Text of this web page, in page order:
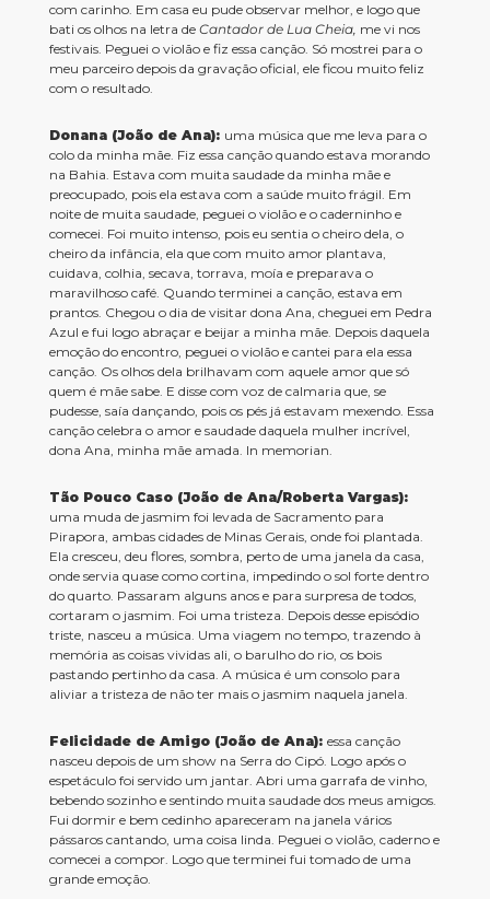
com carinho. Em casa eu pude observar melhor, e logo que
bati os olhos na letra de Cantador de Lua Cheia, me vi nos
festivais. Peguei o violão e fiz essa canção. Só mostrei para o
meu parceiro depois da gravação oficial, ele ficou muito feliz
com o resultado.
Donana (João de Ana): uma música que me leva para o
colo da minha mãe. Fiz essa canção quando estava morando
na Bahia. Estava com muita saudade da minha mãe e
preocupado, pois ela estava com a saúde muito frágil. Em
noite de muita saudade, peguei o violão e o caderninho e
comecei. Foi muito intenso, pois eu sentia o cheiro dela, o
cheiro da infância, ela que com muito amor plantava,
cuidava, colhia, secava, torrava, moía e preparava o
maravilhoso café. Quando terminei a canção, estava em
prantos. Chegou o dia de visitar dona Ana, cheguei em Pedra
Azul e fui logo abraçar e beijar a minha mãe. Depois daquela
emoção do encontro, peguei o violão e cantei para ela essa
canção. Os olhos dela brilhavam com aquele amor que só
quem é mãe sabe. E disse com voz de calmaria que, se
pudesse, saía dançando, pois os pés já estavam mexendo. Essa
canção celebra o amor e saudade daquela mulher incrível,
dona Ana, minha mãe amada. In memorian.
Tão Pouco Caso (João de Ana/Roberta Vargas):
uma muda de jasmim foi levada de Sacramento para
Pirapora, ambas cidades de Minas Gerais, onde foi plantada.
Ela cresceu, deu flores, sombra, perto de uma janela da casa,
onde servia quase como cortina, impedindo o sol forte dentro
do quarto. Passaram alguns anos e para surpresa de todos,
cortaram o jasmim. Foi uma tristeza. Depois desse episódio
triste, nasceu a música. Uma viagem no tempo, trazendo à
memória as coisas vividas ali, o barulho do rio, os bois
pastando pertinho da casa. A música é um consolo para
aliviar a tristeza de não ter mais o jasmim naquela janela.
Felicidade de Amigo (João de Ana): essa canção
nasceu depois de um show na Serra do Cipó. Logo após o
espetáculo foi servido um jantar. Abri uma garrafa de vinho,
bebendo sozinho e sentindo muita saudade dos meus amigos.
Fui dormir e bem cedinho apareceram na janela vários
pássaros cantando, uma coisa linda. Peguei o violão, caderno e
comecei a compor. Logo que terminei fui tomado de uma
grande emoção.